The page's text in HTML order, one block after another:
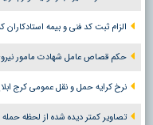
الزام ثبت کد فنی و بیمه
حکم قصاص عامل شهادت مامور
نرخ کرایه حمل و نقل عمومی کرج
تصاویر کمتر دیده شده از لحظه حمله به